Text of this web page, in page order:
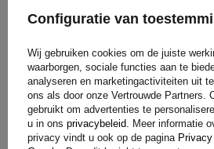
We verzenden al
winkelwagen
toevoegen
Configuratie van
Wij gebruiken cookies om de juiste
waarborgen, sociale functies aan te
analyseren en marketingactiviteiten uit
ons als door onze Vertrouwde Partners.
gebruikt om advertenties te
u in ons privacybeleid. Meer informatie
privacy vindt u ook op de pagina